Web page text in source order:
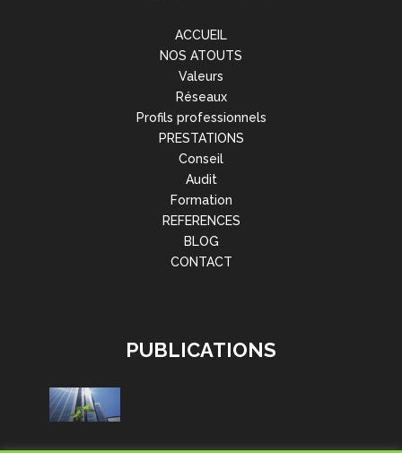
ACCUEIL
NOS ATOUTS
Valeurs
Réseaux
Profils professionnels
PRESTATIONS
Conseil
Audit
Formation
REFERENCES
BLOG
CONTACT
PUBLICATIONS